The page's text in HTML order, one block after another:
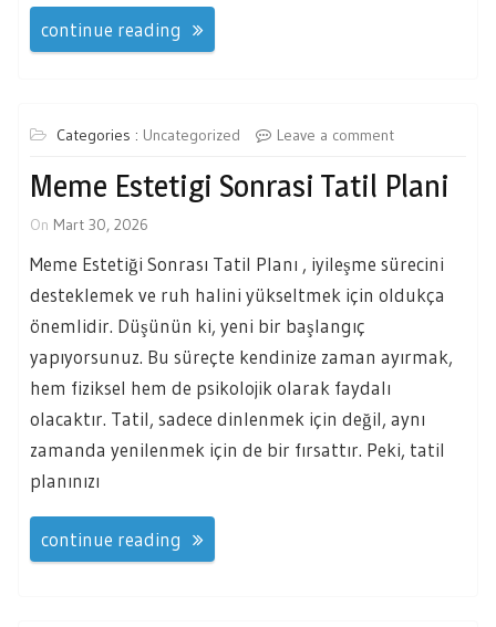
continue reading
Categories : Uncategorized Leave a comment
Meme Estetigi Sonrasi Tatil Plani
On Mart 30, 2026
Meme Estetiği Sonrası Tatil Planı , iyileşme sürecini
desteklemek ve ruh halini yükseltmek için oldukça
önemlidir. Düşünün ki, yeni bir başlangıç
yapıyorsunuz. Bu süreçte kendinize zaman ayırmak,
hem fiziksel hem de psikolojik olarak faydalı
olacaktır. Tatil, sadece dinlenmek için değil, aynı
zamanda yenilenmek için de bir fırsattır. Peki, tatil
planınızı
continue reading